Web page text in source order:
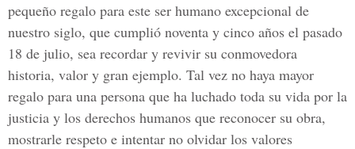
pequeño regalo para este ser humano excepcional de
nuestro siglo, que cumplió noventa y cinco años el pasado
18 de julio, sea recordar y revivir su conmovedora
historia, valor y gran ejemplo. Tal vez no haya mayor
regalo para una persona que ha luchado toda su vida por la
justicia y los derechos humanos que reconocer su obra,
mostrarle respeto e intentar no olvidar los valores